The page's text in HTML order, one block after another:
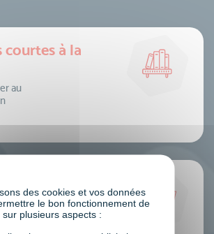
courtes à la
au
des cookies et vos données
le bon fonctionnement de
sur plusieurs aspects :